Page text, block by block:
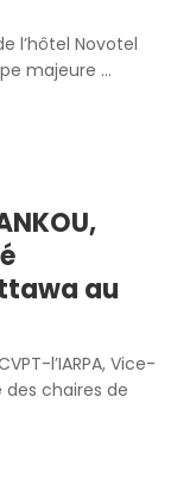
l’hôtel Novotel
majeure ...
au
l’IARPA, Vice-
des chaires de